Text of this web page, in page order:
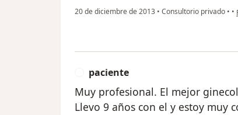
20 de diciembre de 2013 • Consultorio privado • •
paciente
Muy profesional. El mejor
Llevo 9 años con el y estoy muy